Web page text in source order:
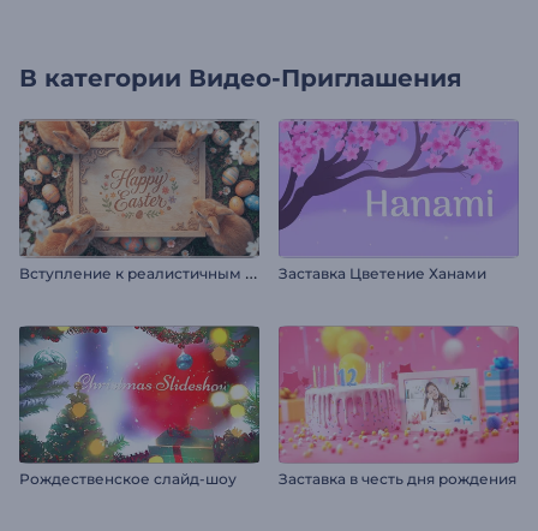
В категории Видео-Приглашения
В
ступление к реалистичным пасхальным кроликам Заставка Цветение Ханами
Рождественское слайд-шоу Заставка в честь дня рождения